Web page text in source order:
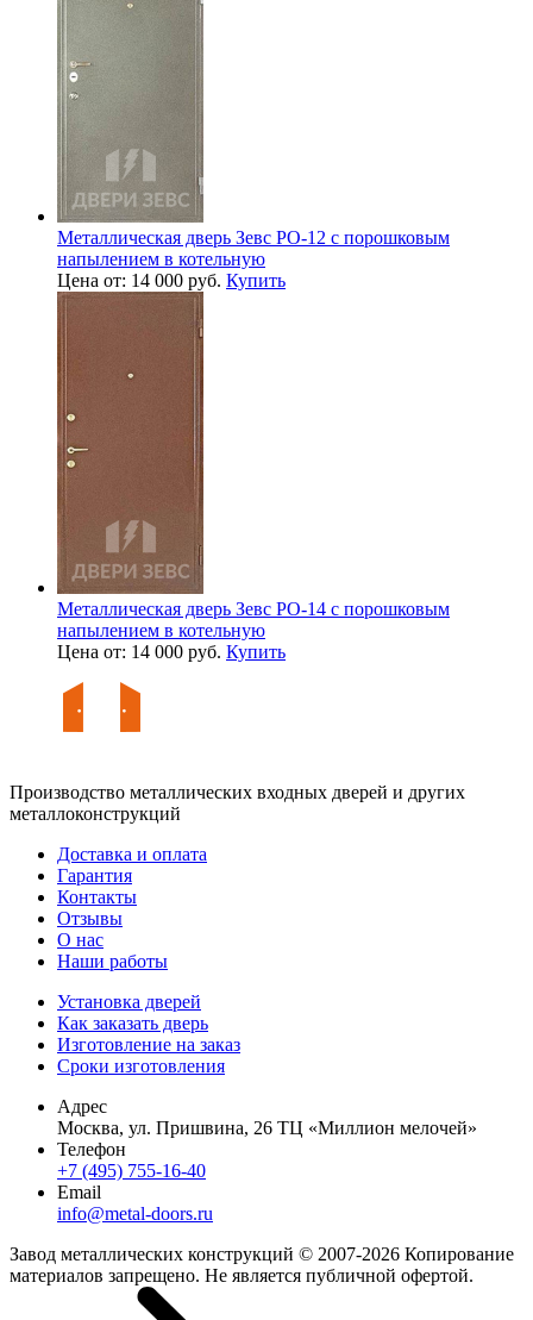
Металлическая дверь Зевс PO-12 с порошковым
напылением в котельную
Цена от: 14 000 руб. Купить
Металлическая дверь Зевс PO-14 с порошковым
напылением в котельную
Цена от: 14 000 руб. Купить
Производство металлических входных дверей и других
металлоконструкций
Доставка и оплата
Гарантия
Контакты
Отзывы
О нас
Наши работы
Установка дверей
Как заказать дверь
Изготовление на заказ
Сроки изготовления
Адрес
Москва, ул. Пришвина, 26 ТЦ «Миллион мелочей»
Телефон
+7 (495) 755-16-40
Email
info@metal-doors.ru
Завод металлических конструкций © 2007-2026 Копирование
материалов запрещено. Не является публичной офертой.